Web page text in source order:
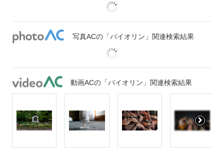
写真ACの「バイオリン」関連検索結果
動画ACの「バイオリン」関連検索結果